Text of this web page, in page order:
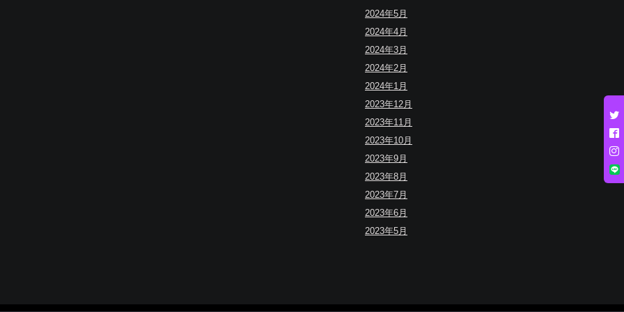
2024年5月
2024年4月
2024年3月
2024年2月
2024年1月
2023年12月
2023年11月
2023年10月
2023年9月
2023年8月
2023年7月
2023年6月
2023年5月